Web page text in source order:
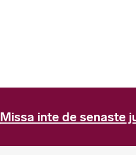
Missa inte de senaste